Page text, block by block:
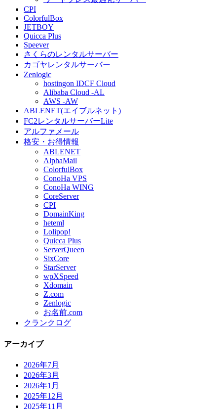
CPI
ColorfulBox
JETBOY
Quicca Plus
Speever
さくらのレンタルサーバー
カゴヤレンタルサーバー
Zenlogic
hostingon IDCF Cloud
Alibaba Cloud -AL
AWS -AW
ABLENET(エイブルネット)
FC2レンタルサーバーLite
アルファメール
格安・お得情報
ABLENET
AlphaMail
ColorfulBox
ConoHa VPS
ConoHa WING
CoreServer
CPI
DomainKing
heteml
Lolipop!
Quicca Plus
ServerQueen
SixCore
StarServer
wpXSpeed
Xdomain
Z.com
Zenlogic
お名前.com
クランクログ
アーカイブ
2026年7月
2026年3月
2026年1月
2025年12月
2025年11月